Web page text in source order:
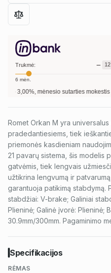
Trukmė: − 12
6 mėn.
%, mėnesio sutarties mokestis –0,35
Romet Orkan M yra
pradedantiesiems, tiek
priemonės kasdieniam
21 pavarų sistema, šis modelis
gatvėmis, tiek lengvais
užtikrina lengvumą ir
garantuoja patikimą stabdymą.
stabdžiai: V-brake; Galiniai
Plieninė; Galinė įvorė: Plieninė;
30.9mm/300mm. Pagaminimo
Specifikacijos
RĖMAS